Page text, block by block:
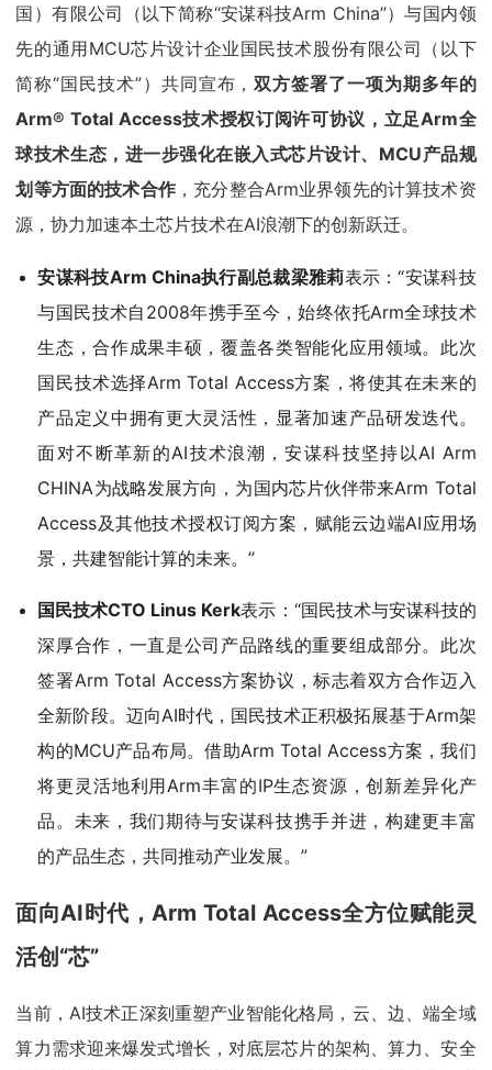
国）有限公司（以下简称“安谋科技Arm China”）与国内领
先的通用MCU芯片设计企业国民技术股份有限公司（以下
简称“国民技术”）共同宣布，双方签署了一项为期多年的
Arm® Total Access技术授权订阅许可协议，立足Arm全
球技术生态，进一步强化在嵌入式芯片设计、MCU产品规
划等方面的技术合作，充分整合Arm业界领先的计算技术资
源，协力加速本土芯片技术在AI浪潮下的创新跃迁。
安谋科技Arm China执行副总裁梁雅莉表示：“安谋科技
与国民技术自2008年携手至今，始终依托Arm全球技术
生态，合作成果丰硕，覆盖各类智能化应用领域。此次
国民技术选择Arm Total Access方案，将使其在未来的
产品定义中拥有更大灵活性，显著加速产品研发迭代。
面对不断革新的AI技术浪潮，安谋科技坚持以AI Arm
CHINA为战略发展方向，为国内芯片伙伴带来Arm Total
Access及其他技术授权订阅方案，赋能云边端AI应用场
景，共建智能计算的未来。”
国民技术CTO Linus Kerk表示：“国民技术与安谋科技的
深厚合作，一直是公司产品路线的重要组成部分。此次
签署Arm Total Access方案协议，标志着双方合作迈入
全新阶段。迈向AI时代，国民技术正积极拓展基于Arm架
构的MCU产品布局。借助Arm Total Access方案，我们
将更灵活地利用Arm丰富的IP生态资源，创新差异化产
品。未来，我们期待与安谋科技携手并进，构建更丰富
的产品生态，共同推动产业发展。”
面向AI时代，Arm Total Access全方位赋能灵
活创“芯”
当前，AI技术正深刻重塑产业智能化格局，云、边、端全域
算力需求迎来爆发式增长，对底层芯片的架构、算力、安全